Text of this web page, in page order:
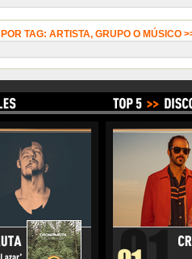
POR TAG: ARTISTA, GRUPO O MÚSICO